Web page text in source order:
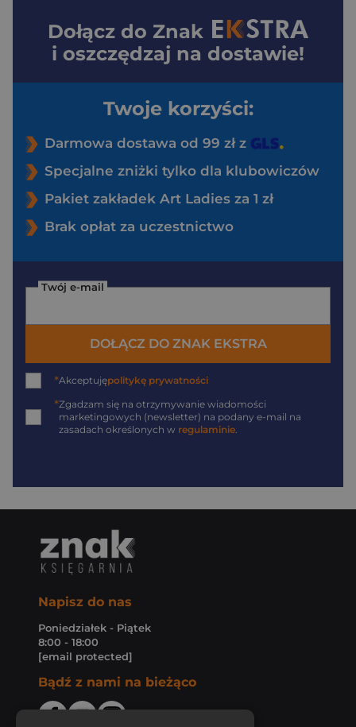
Dołącz do Znak
i oszczędzaj na dostawie!
Twoje korzyści:
Darmowa dostawa od 99 zł z
Specjalne zniżki tylko dla klubowiczów
Pakiet zakładek Art Ladies za 1 zł
Brak opłat za uczestnictwo
Twój e-mail
DOŁĄCZ DO ZNAK EKSTRA
*Akceptujępolitykę prywatności
*Zgadzam się na otrzymywanie wiadomości
marketingowych (newsletter) na podany e-mail na
zasadach określonych w regulaminie.
Napisz do nas
Poniedziałek - Piątek
8:00 - 18:00
[email protected]
Bądź z nami na bieżąco